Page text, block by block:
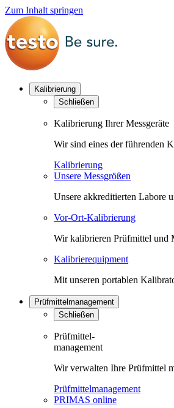
Zum Inhalt springen
Kalibrierung
Schließen
Kalibrierung Ihrer Messgeräte
Wir sind eines der führenden
Kalibrierung
Unsere Messgrößen
Unsere akkreditierten Labore
Vor-Ort-Kalibrierung
Wir kalibrieren Prüfmittel und
Kalibrierequipment
Mit unseren portablen
Prüfmittelmanagement
Schließen
Prüfmittel-
management
Wir verwalten Ihre Prüfmittel
Prüfmittelmanagement
PRIMAS online